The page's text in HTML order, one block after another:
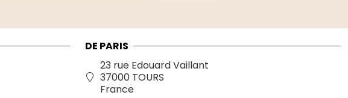
DE PARIS
23 rue Edouard Vaillant
37000 TOURS
France